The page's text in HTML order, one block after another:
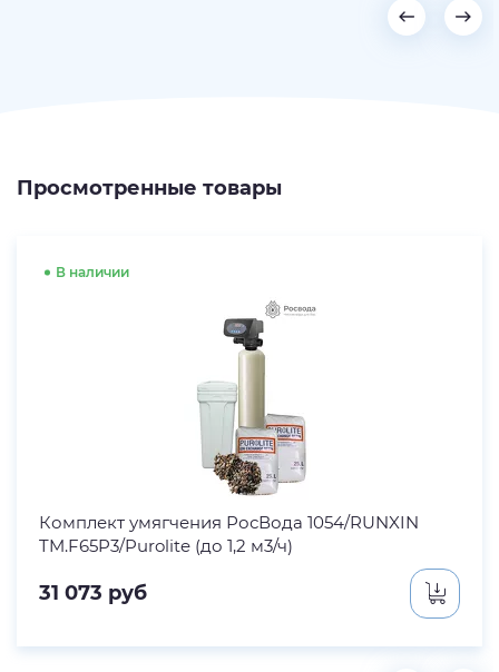
Просмотренные товары
В наличии
Комплект умягчения РосВода 1054/RUNXIN
TM.F65P3/Purolite (до 1,2 м3/ч)
31 073 руб